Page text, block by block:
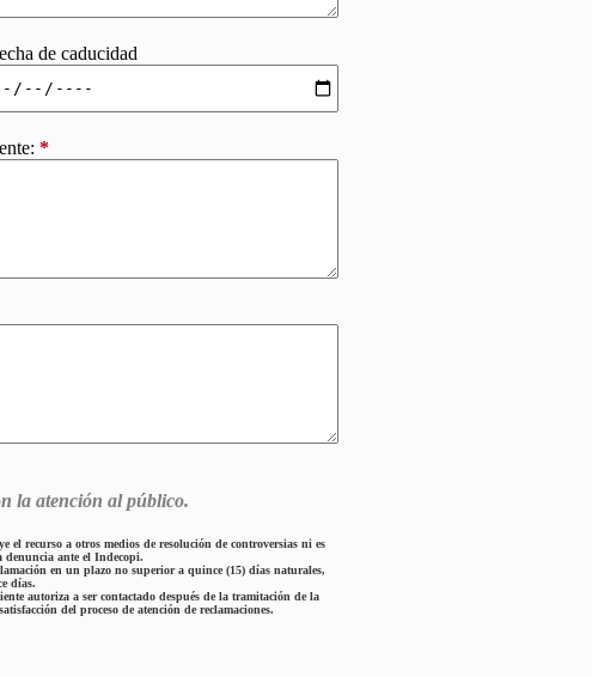
de caducidad
*
la atención al público.
el recurso a otros medios de resolución de controversias ni es
ante el Indecopi.
en un plazo no superior a quince (15) días naturales,
días.
autoriza a ser contactado después de la tramitación de la
del proceso de atención de reclamaciones.